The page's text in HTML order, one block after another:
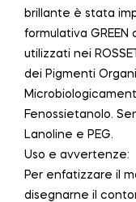
brillante è stata
formulativa
utilizzati nei
dei Pigmenti
Fenossietanolo.
Lanoline e PEG.
Uso e avvertenze:
Per enfatizzare il
disegnarne il